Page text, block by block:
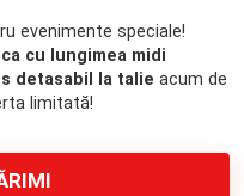
evenimente speciale!
cu lungimea midi
detasabil la talie acum de
limitată!